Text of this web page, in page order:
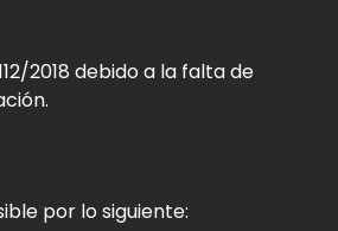
2018 debido a la falta de
por lo siguiente: